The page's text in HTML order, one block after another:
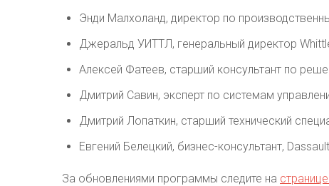
Энди Малхоланд, директор по
Джеральд УИТТЛ, генеральный директор
Алексей Фатеев, старший консультант по
Дмитрий Савин, эксперт по системам
Дмитрий Лопаткин, старший технический
Евгений Белецкий, бизнес-консультант,
За обновлениями программы следите на